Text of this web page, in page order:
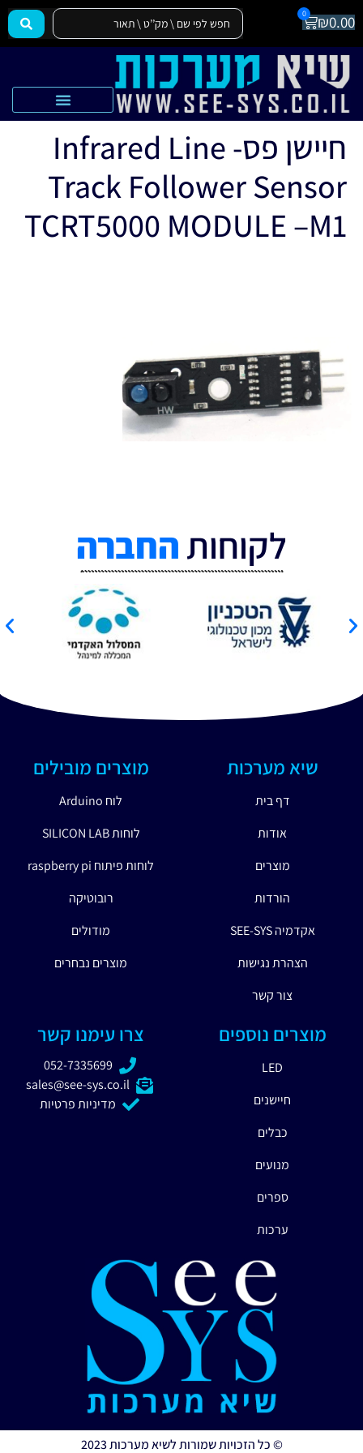
₪0.00
0
חיישן פס- Infrared Line
Track Follower Sensor
TCRT5000 MODULE –M1
לקוחותהחברה
שיא מערכות
דף בית
אודות
מוצרים
הורדות
אקדמיה SEE-SYS
הצהרת נגישות
צור קשר
מוצרים מובילים
לוח Arduino
לוחות SILICON LAB
לוחות פיתוח raspberry pi
רובוטיקה
מודולים
מוצרים נבחרים
מוצרים נוספים
LED
חיישנים
כבלים
מנועים
ספרים
ערכות
צרו עימנו קשר
052-7335699
sales@see-sys.co.il
מדיניות פרטיות
© כל הזכויות שמורות לשיא מערכות 2023